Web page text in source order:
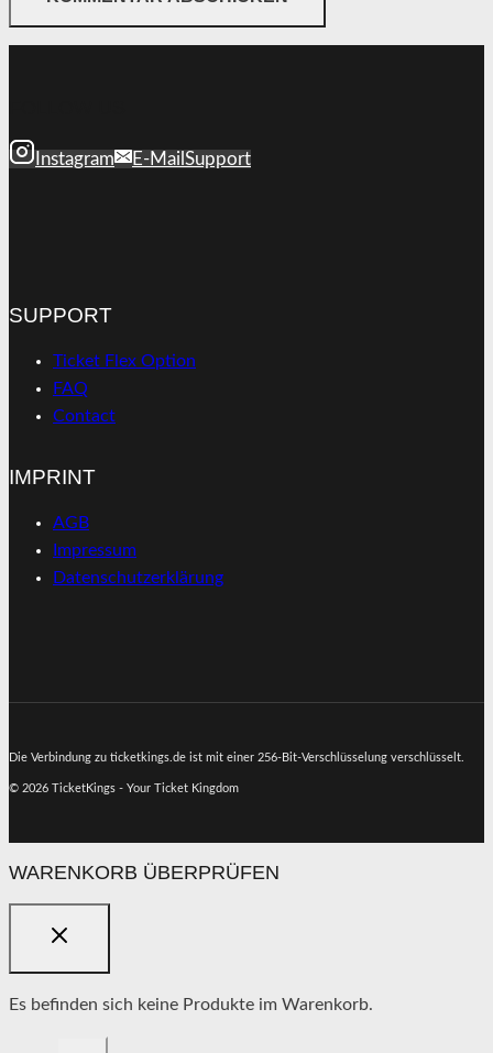
Instagram E-Mail Support
SUPPORT
Ticket Flex Option
FAQ
Contact
IMPRINT
AGB
Impressum
Datenschutzerklärung
Die Verbindung zu ticketkings.de ist mit einer 256-Bit-Verschlüsselung verschlüsselt.
© 2026 TicketKings - Your Ticket Kingdom
WARENKORB ÜBERPRÜFEN
Es befinden sich keine Produkte im Warenkorb.